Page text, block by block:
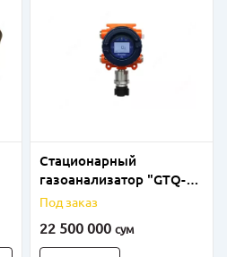
Стационарный
газоанализатор "GTQ-
WD2200"
Под заказ
22 500 000 сум